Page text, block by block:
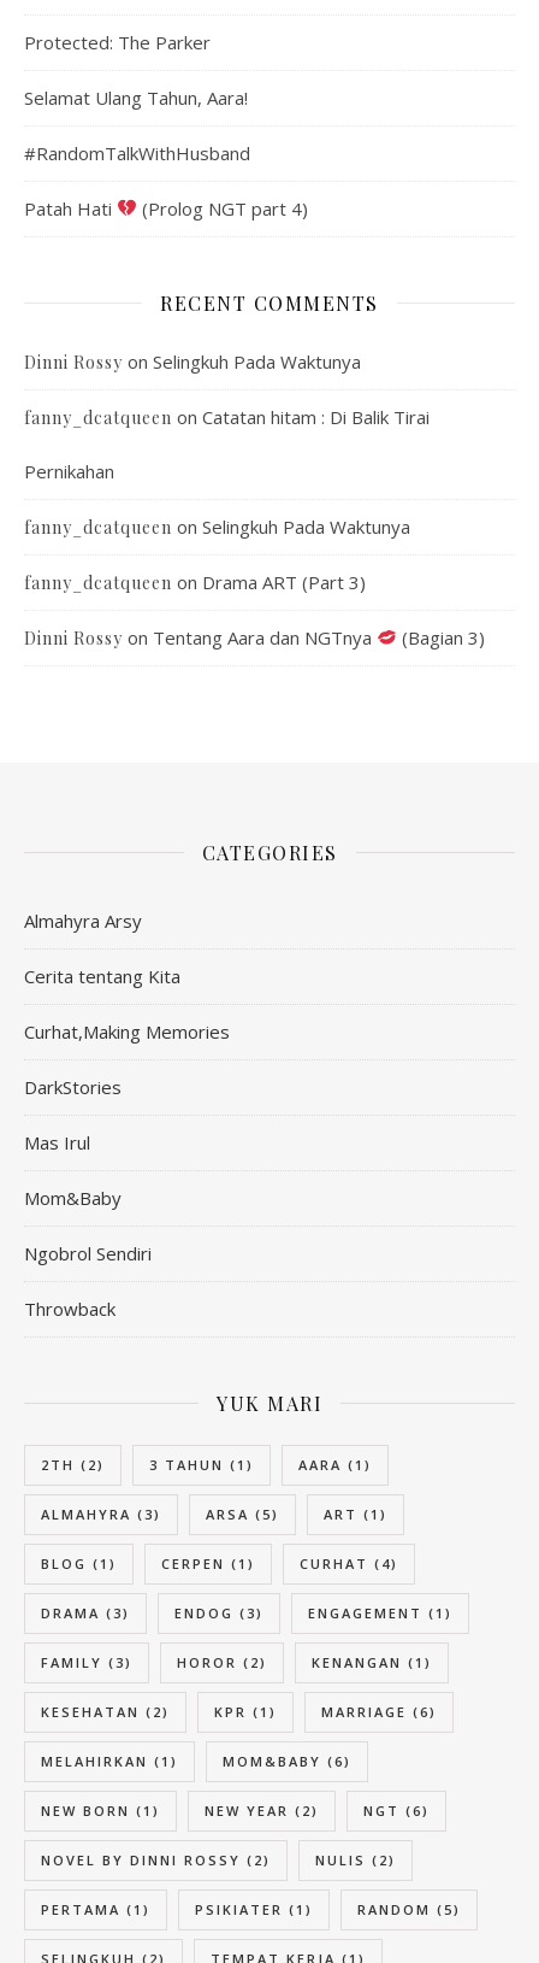
Protected: The Parker
Selamat Ulang Tahun, Aara!
#RandomTalkWithHusband
Patah Hati (Prolog NGT part 4)
RECENT COMMENTS
Dinni Rossy on Selingkuh Pada Waktunya
fanny_dcatqueen on Catatan hitam : Di Balik Tirai
Pernikahan
fanny_dcatqueen on Selingkuh Pada Waktunya
fanny_dcatqueen on Drama ART (Part 3)
Dinni Rossy on Tentang Aara dan NGTnya (Bagian 3)
CATEGORIES
Almahyra Arsy
Cerita tentang Kita
Curhat,Making Memories
DarkStories
Mas Irul
Mom&Baby
Ngobrol Sendiri
Throwback
YUK MARI
2TH (2) 3 TAHUN (1) AARA (1)
ALMAHYRA (3) ARSA (5) ART (1)
BLOG (1) CERPEN (1) CURHAT (4)
DRAMA (3) ENDOG (3) ENGAGEMENT (1)
FAMILY (3) HOROR (2) KENANGAN (1)
KESEHATAN (2) KPR (1) MARRIAGE (6)
MELAHIRKAN (1) MOM&BABY (6)
NEW BORN (1) NEW YEAR (2) NGT (6)
NOVEL BY DINNI ROSSY (2) NULIS (2)
PERTAMA (1) PSIKIATER (1) RANDOM (5)
SELINGKUH (2) TEMPAT KERJA (1)